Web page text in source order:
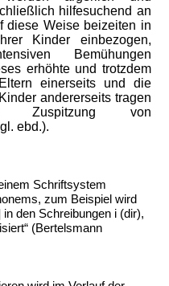
hilfesuchend an
diese Weise beizeiten in
Kinder einbezogen,
Bemühungen
erhöhte und trotzdem
einerseits und die
andererseits tragen
Zuspitzung von
ebd.).
Schriftsystem
zum Beispiel wird
in den Schreibungen i (dir),
(Bertelsmann